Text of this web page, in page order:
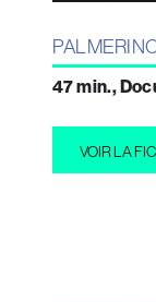
47 min.,
VOIR LA